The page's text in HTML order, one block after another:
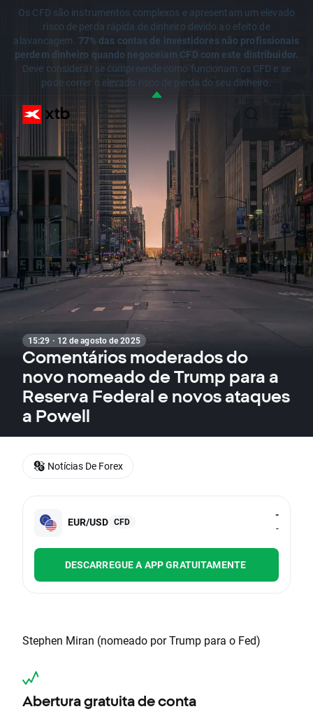
Os CFD são instrumentos complexos e apresentam um elevado
risco de perda rápida de dinheiro devido ao efeito de
alavancagem. 77% das contas de investidores não profissionais
perdem dinheiro quando negoceiam CFD com este distribuidor.
Deve considerar se compreende como funcionam os CFD e se
pode correr o elevado risco de perda do seu dinheiro.
15:29 · 12 de agosto de 2025
Comentários moderados do
novo nomeado de Trump para a
Reserva Federal e novos ataques
a Powell
EUR/USD CFD
-
-
DESCARREGUE A APP GRATUITAMENTE
Stephen Miran (nomeado por Trump para o Fed)
Abertura gratuita de conta
Notícias De Forex